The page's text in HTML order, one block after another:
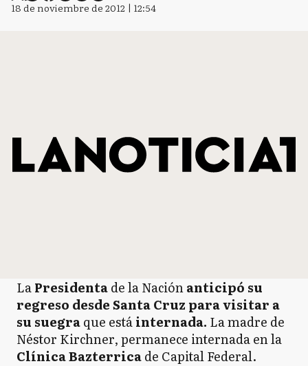
18 de noviembre de 2012 | 12:54
LaPresidentade la Naciónanticipó su
regreso desde Santa Cruz para visitar a
su suegraque estáinternada. La madre de
Néstor Kirchner, permanece internada en la
Clínica Bazterricade Capital Federal.